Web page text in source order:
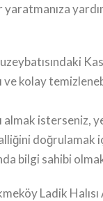
ve kolay
almak isterseniz,
doğrulamak
bilgi sahibi
Ladik Halısı